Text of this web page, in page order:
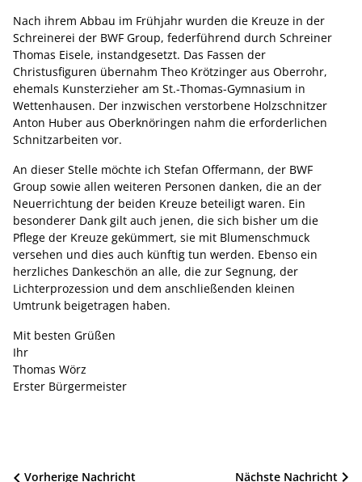
Nach ihrem Abbau im Frühjahr wurden die Kreuze in der
Schreinerei der BWF Group, federführend durch Schreiner
Thomas Eisele, instandgesetzt. Das Fassen der
Christusfiguren übernahm Theo Krötzinger aus Oberrohr,
ehemals Kunsterzieher am St.-Thomas-Gymnasium in
Wettenhausen. Der inzwischen verstorbene Holzschnitzer
Anton Huber aus Oberknöringen nahm die erforderlichen
Schnitzarbeiten vor.
An dieser Stelle möchte ich Stefan Offermann, der BWF
Group sowie allen weiteren Personen danken, die an der
Neuerrichtung der beiden Kreuze beteiligt waren. Ein
besonderer Dank gilt auch jenen, die sich bisher um die
Pflege der Kreuze gekümmert, sie mit Blumenschmuck
versehen und dies auch künftig tun werden. Ebenso ein
herzliches Dankeschön an alle, die zur Segnung, der
Lichterprozession und dem anschließenden kleinen
Umtrunk beigetragen haben.
Mit besten Grüßen
Ihr
Thomas Wörz
Erster Bürgermeister
Nächste Nachricht
Vorherige Nachricht